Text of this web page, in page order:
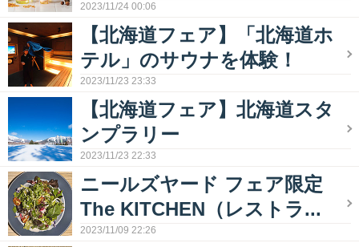
2023/11/24 00:06
【北海道フェア】「北海道ホ
テル」のサウナを体験！
2023/11/23 23:33
【北海道フェア】北海道スタ
ンプラリー
2023/11/23 22:33
ニールズヤード フェア限定
The KITCHEN（レストラ...
2023/11/09 22:26